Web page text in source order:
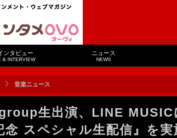
ンタビュー
& INTERVIEW
ニュース
NEWS
音楽ニュース
生出演、LINE MUSIC
念 スペシャル生配信』を実